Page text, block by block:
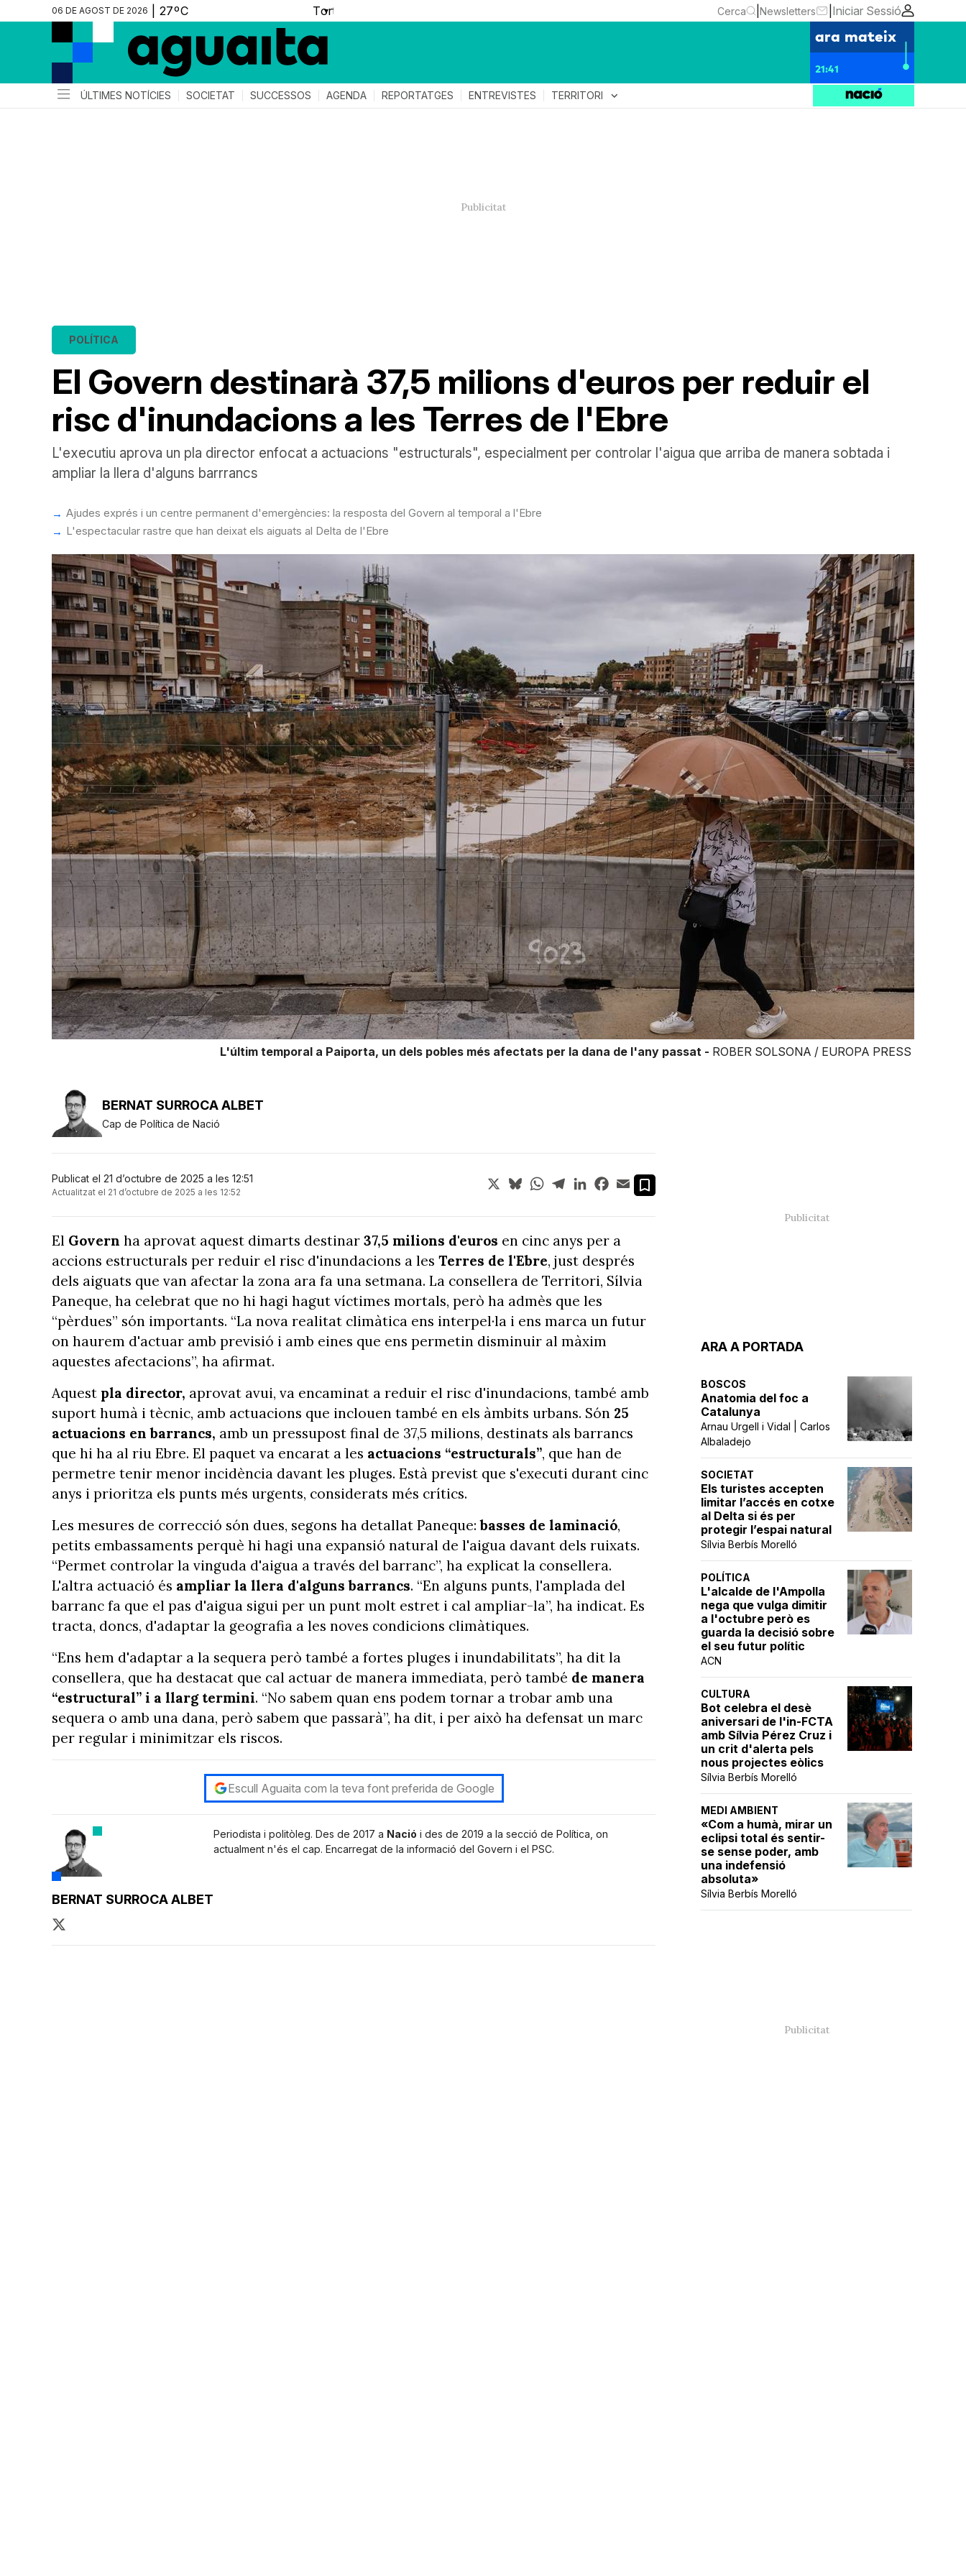
06 DE AGOST DE 2026 ▼ Cerca Newsletters Iniciar Sessió
ara mateix
21:41
ÚLTIMES NOTÍCIES SOCIETAT SUCCESSOS AGENDA REPORTATGES ENTREVISTES TERRITORI expand_more
El Govern destinarà 37,5 milions d'euros per reduir el
risc d'inundacions a les Terres de l'Ebre
POLÍTICA
L'executiu aprova un pla director enfocat a actuacions "estructurals", especialment per controlar l'aigua que arriba de manera sobtada i
ampliar la llera d'alguns barrrancs
Ajudes exprés i un centre permanent d'emergències: la resposta del Govern al temporal a l'Ebre
L'espectacular rastre que han deixat els aiguats al Delta de l'Ebre
L'últim temporal a Paiporta, un dels pobles més afectats per la dana de l'any passat - ROBER SOLSONA / EUROPA PRESS
ARA A PORTADA
BOSCOS
Anatomia del foc a
Catalunya
Arnau Urgell i Vidal | Carlos
Albaladejo
SOCIETAT
Els turistes accepten
limitar l’accés en cotxe
al Delta si és per
protegir l’espai natural
Sílvia Berbís Morelló
POLÍTICA
L'alcalde de l'Ampolla
nega que vulga dimitir
a l'octubre però es
guarda la decisió sobre
el seu futur polític
ACN
CULTURA
Bot celebra el desè
aniversari de l'in-FCTA
amb Sílvia Pérez Cruz i
un crit d'alerta pels
nous projectes eòlics
Sílvia Berbís Morelló
MEDI AMBIENT
«Com a humà, mirar un
eclipsi total és sentir-
se sense poder, amb
una indefensió
absoluta»
Sílvia Berbís Morelló
BERNAT SURROCA ALBET
Cap de Política de Nació
Publicat el 21 d’octubre de 2025 a les 12:51
Actualitzat el 21 d’octubre de 2025 a les 12:52
X BlueskyWhatsApp
TelegramLinkedInFacebook
Email
El Govern ha aprovat aquest dimarts destinar 37,5 milions d'euros en cinc anys per a
accions estructurals per reduir el risc d'inundacions a les Terres de l'Ebre, just després
dels aiguats que van afectar la zona ara fa una setmana. La consellera de Territori, Sílvia
Paneque, ha celebrat que no hi hagi hagut víctimes mortals, però ha admès que les
“pèrdues” són importants. “La nova realitat climàtica ens interpel·la i ens marca un futur
on haurem d'actuar amb previsió i amb eines que ens permetin disminuir al màxim
aquestes afectacions”, ha afirmat.
Aquest pla director, aprovat avui, va encaminat a reduir el risc d'inundacions, també amb
suport humà i tècnic, amb actuacions que inclouen també en els àmbits urbans. Són 25
actuacions en barrancs, amb un pressupost final de 37,5 milions, destinats als barrancs
que hi ha al riu Ebre. El paquet va encarat a les actuacions “estructurals”, que han de
permetre tenir menor incidència davant les pluges. Està previst que s'executi durant cinc
anys i prioritza els punts més urgents, considerats més crítics.
Les mesures de correcció són dues, segons ha detallat Paneque:basses de laminació,
petits embassaments perquè hi hagi una expansió natural de l'aigua davant dels ruixats.
“Permet controlar la vinguda d'aigua a través del barranc”, ha explicat la consellera.
L'altra actuació és ampliar la llera d'alguns barrancs. “En alguns punts, l'amplada del
barranc fa que el pas d'aigua sigui per un punt molt estret i cal ampliar-la”, ha indicat. Es
tracta, doncs, d'adaptar la geografia a les noves condicions climàtiques.
“Ens hem d'adaptar a la sequera però també a fortes pluges i inundabilitats”, ha dit la
consellera, que ha destacat que cal actuar de manera immediata, però també de manera
“estructural” i a llarg termini. “No sabem quan ens podem tornar a trobar amb una
sequera o amb una dana, però sabem que passarà”, ha dit, i per això ha defensat un marc
per regular i minimitzar els riscos.
Escull Aguaita com la teva font preferida de Google
BERNAT SURROCA ALBET
Periodista i politòleg. Des de 2017 a Nació i des de 2019 a la secció de Política, on
actualment n'és el cap. Encarregat de la informació del Govern i el PSC.